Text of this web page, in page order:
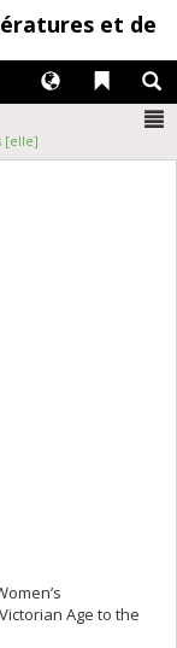
et de
Liens
Langues
[elle]
Age to the